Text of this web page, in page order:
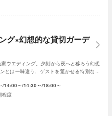
グ×幻想的な貸切ガーデ
ウエディング。夕刻から夜へと移ろう幻想
とは一味違う、ゲストを驚かせる特別な光
14:00～ 14:30～ 18:00～
程度